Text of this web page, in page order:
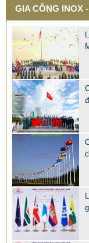
QUÀ TẶNG Ý
CỜ
Mẫu:
GIA CÔNG INOX